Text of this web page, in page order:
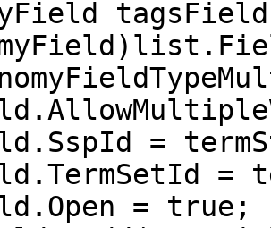
=
=
= true;